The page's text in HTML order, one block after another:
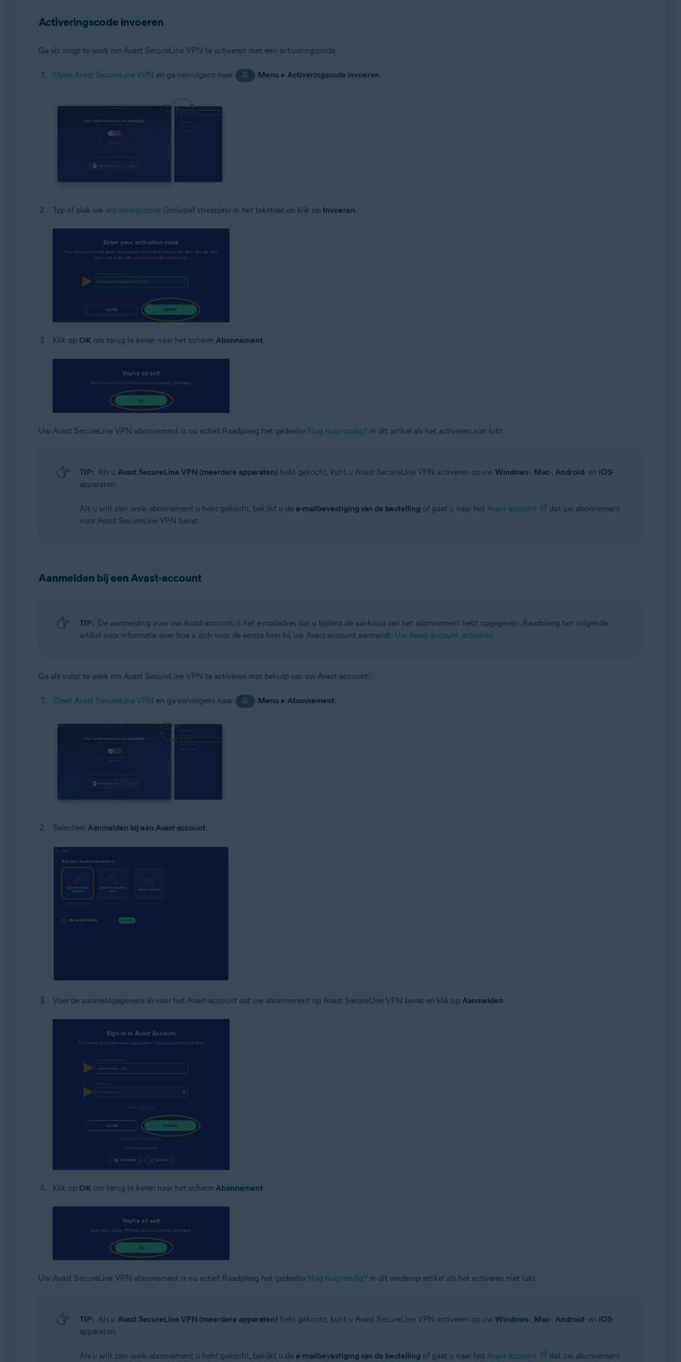
Activeringscode invoeren
Ga als volgt te werk om Avast SecureLine VPN te activeren met een activeringscode:
Open Avast SecureLine VPN en ga vervolgens naar ☰ Menu ▸Activeringscode invoeren.
Typ of plak uw activeringscode(inclusief streepjes) in het tekstvak en klik op Invoeren.
Klik op OK om terug te keren naar het scherm Abonnement.
Uw Avast SecureLine VPN-abonnement is nu actief. Raadpleeg het gedeelte Nog hulp nodig? in dit artikel als het activeren niet lukt.
TIP: Als u Avast SecureLine VPN (meerdere apparaten)hebt gekocht, kunt u Avast SecureLine VPN activeren op uw Windows-, Mac-, Android- en iOS-
apparaten.
Als u wilt zien welk abonnement u hebt gekocht, bekijkt u de e-mailbevestiging van de bestelling of gaat u naar het Avast-account
dat uw abonnement
voor Avast SecureLine VPN bevat.
Aanmelden bij een Avast-account
TIP: De aanmelding voor uw Avast-account is het e-mailadres dat u tijdens de aankoop van het abonnement hebt opgegeven. Raadpleeg het volgende
artikel voor informatie over hoe u zich voor de eerste keer bij uw Avast-account aanmeldt: Uw Avast-account activeren
Ga als volgt te werk om Avast SecureLine VPN te activeren met behulp van uw Avast-account:
Open Avast SecureLine VPN en ga vervolgens naar ☰ Menu ▸ Abonnement.
Selecteer Aanmelden bij een Avast-account.
Voer de aanmeldgegevens in voor het Avast-account dat uw abonnement op Avast SecureLine VPN bevat en klik op Aanmelden.
Klik op OK om terug te keren naar het scherm Abonnement.
Uw Avast SecureLine VPN-abonnement is nu actief. Raadpleeg het gedeelte Nog hulp nodig? in dit verderop artikel als het activeren niet lukt.
TIP: Als u Avast SecureLine VPN (meerdere apparaten)hebt gekocht, kunt u Avast SecureLine VPN activeren op uw Windows-, Mac-, Android- en iOS-
apparaten.
Als u wilt zien welk abonnement u hebt gekocht, bekijkt u de e-mailbevestiging van de bestelling of gaat u naar het Avast-account dat uw abonnement